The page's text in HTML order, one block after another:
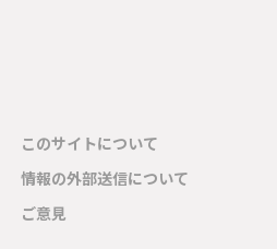
このサイトについて
情報の外部送信について
ご意見